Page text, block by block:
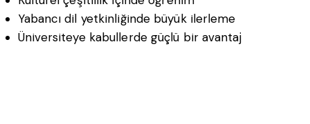
Yabancı dil yetkinliğinde büyük ilerleme
Üniversiteye kabullerde güçlü bir avantaj